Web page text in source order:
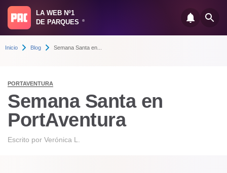
LA WEB Nº1
DE PARQUES
®
Inicio Blog Semana Santa en...
PORTAVENTURA
Semana Santa en
PortAventura
Escrito por Verónica L.